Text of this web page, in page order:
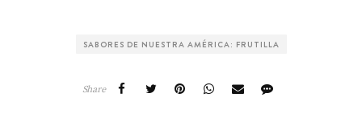
SABORES DE NUESTRA AMÉRICA: FRUTILLA
Share